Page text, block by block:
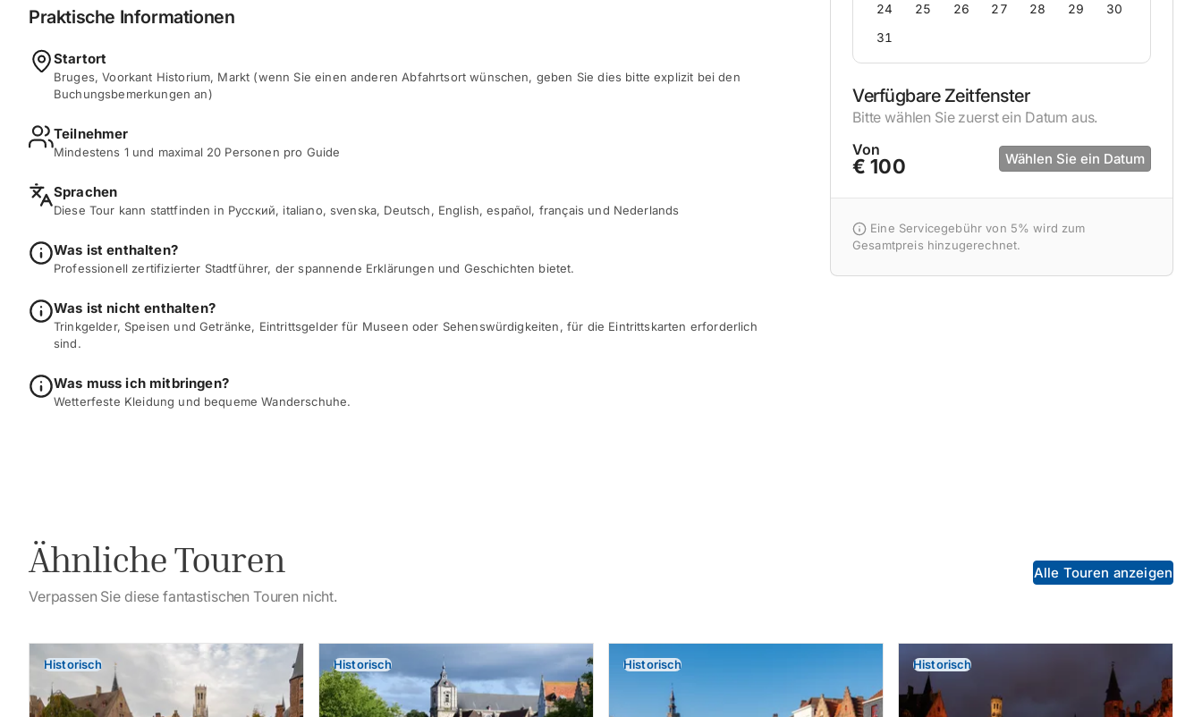
Praktische Informationen
Startort
Bruges, Voorkant Historium, Markt (wenn Sie einen anderen Abfahrtsort wünschen, geben Sie dies bitte explizit bei den
Buchungsbemerkungen an)
Teilnehmer
Mindestens 1 und maximal 20 Personen pro Guide
Sprachen
Diese Tour kann stattfinden in Русский, italiano, svenska, Deutsch, English, español, français und Nederlands
Was ist enthalten?
Professionell zertifizierter Stadtführer, der spannende Erklärungen und Geschichten bietet.
Was ist nicht enthalten?
Trinkgelder, Speisen und Getränke, Eintrittsgelder für Museen oder Sehenswürdigkeiten, für die Eintrittskarten erforderlich
sind.
Was muss ich mitbringen?
Wetterfeste Kleidung und bequeme Wanderschuhe.
24
25 26 27 28 29
30
31
Verfügbare Zeitfenster
Bitte wählen Sie zuerst ein Datum aus.
Von
€ 100 Wählen Sie ein Datum
Eine Servicegebühr von 5% wird zum
Gesamtpreis hinzugerechnet.
Ähnliche Touren
Verpassen Sie diese fantastischen Touren nicht.
Alle Touren anzeigen
Historisch Historisch Historisch Historisch